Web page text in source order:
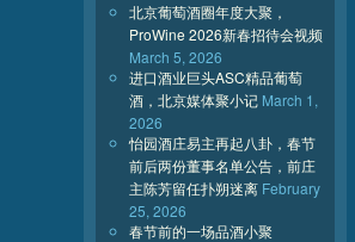
北京葡萄酒圈年度大聚，
ProWine 2026新春招待会视频
March 5, 2026
进口酒业巨头ASC精品葡萄
酒，北京媒体聚小记 March 1,
2026
怡园酒庄易主再起八卦，春节
前后两份董事名单公告，前庄
主陈芳留任扑朔迷离 February
25, 2026
春节前的一场品酒小聚